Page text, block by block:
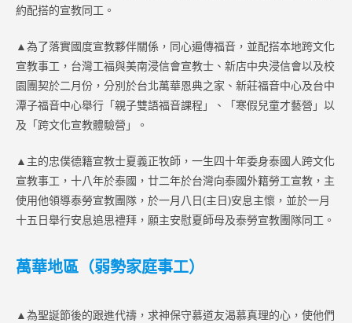
約配搭的宣教同工。
▲為了落實國度宣教夥伴關係，同心遍傳福音，並配搭本地跨文化
宣教事工，台灣工福與美南浸信會宣教士、新店中央浸信會以及校
園團契於二月份，分別於台北萬華恩典之家、新莊福音中心及台中
潭子福音中心舉行「親子雙語福音課程」、「寒假兒童才藝營」以
及「跨文化宣教體驗營」。
▲主的忠僕德籍宣教士夏義正牧師，一生四十年委身泰國人跨文化
宣教事工，十八年於泰國，廿二年於台灣向泰國外籍勞工宣教，主
使用他領導泰勞宣教團隊，於一月八日(主日)安息主懷，並於一月
十五日舉行安息追思禮拜，願主安慰夏師母及泰勞宣教團隊同工。
萬華地區（弱勢家庭事工）
▲為聖誕節後的跟進代禱，求神保守慕道友渴慕真理的心，使他們